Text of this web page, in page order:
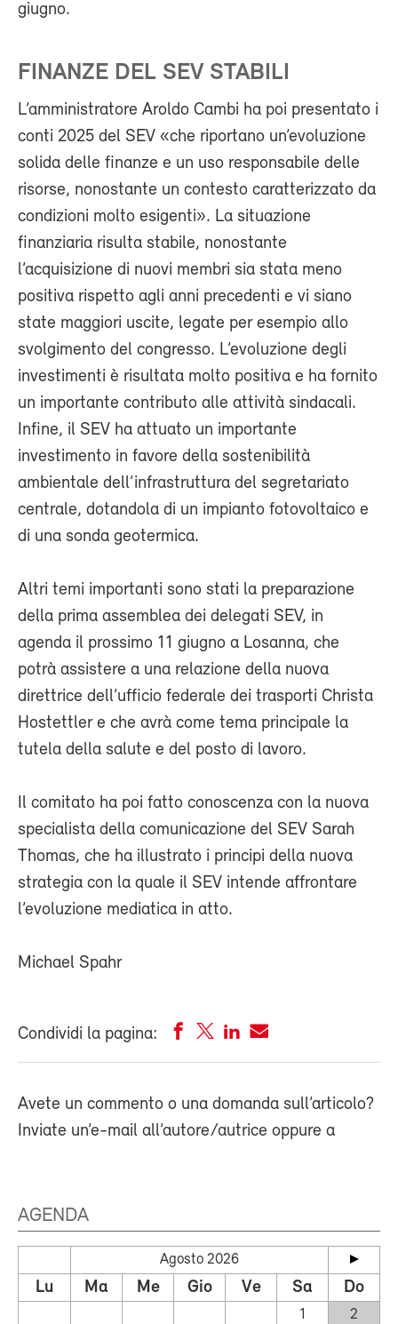
giugno.
FINANZE DEL SEV STABILI
L’amministratore Aroldo Cambi ha poi presentato i
conti 2025 del SEV «che riportano un’evoluzione
solida delle finanze e un uso responsabile delle
risorse, nonostante un contesto caratterizzato da
condizioni molto esigenti». La situazione
finanziaria risulta stabile, nonostante
l’acquisizione di nuovi membri sia stata meno
positiva rispetto agli anni precedenti e vi siano
state maggiori uscite, legate per esempio allo
svolgimento del congresso. L’evoluzione degli
investimenti è risultata molto positiva e ha fornito
un importante contributo alle attività sindacali.
Infine, il SEV ha attuato un importante
investimento in favore della sostenibilità
ambientale dell’infrastruttura del segretariato
centrale, dotandola di un impianto fotovoltaico e
di una sonda geotermica.
Altri temi importanti sono stati la preparazione
della prima assemblea dei delegati SEV, in
agenda il prossimo 11 giugno a Losanna, che
potrà assistere a una relazione della nuova
direttrice dell’ufficio federale dei trasporti Christa
Hostettler e che avrà come tema principale la
tutela della salute e del posto di lavoro.
Il comitato ha poi fatto conoscenza con la nuova
specialista della comunicazione del SEV Sarah
Thomas, che ha illustrato i principi della nuova
strategia con la quale il SEV intende affrontare
l’evoluzione mediatica in atto.
Michael Spahr
Condividi la pagina:
Avete un commento o una domanda sull’articolo?
Inviate un’e-mail all’autore/autrice oppure a
AGENDA
Agosto 2026
Lu Ma Me Gio Ve Sa Do
1
2